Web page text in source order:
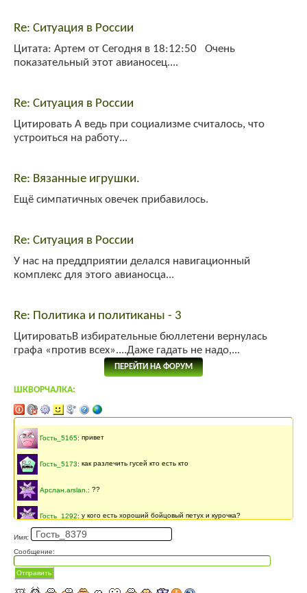
Re: Ситуация в России
Цитата: Артем от Сегодня в 18:12:50 Очень
показательный этот авианосец....
Re: Ситуация в России
Цитировать А ведь при социализме считалось, что
устроиться на работу...
Re: Вязанные игрушки.
Ещё симпатичных овечек прибавилось.
Re: Ситуация в России
У нас на преддприятии делался навигационный
комплекс для этого авианосца...
Re: Политика и политиканы - 3
ЦитироватьВ избирательные бюллетени вернулась
графа «против всех»....Даже гадать не надо,...
ПЕРЕЙТИ НА ФОРУМ
ШКВОРЧАЛКА:
Гость_5165: привет
Гость_5173: как разлечить гусей кто есть кто
Арслан.arslan. : ??
Гость_1292: у кого есть хороший бойцовый петух и курочка?
Гость_3771:АСД
Гость_3549:Подайте обьявление о покупке вот здесь:«link»
Имя:
Сообщение:
Отправить